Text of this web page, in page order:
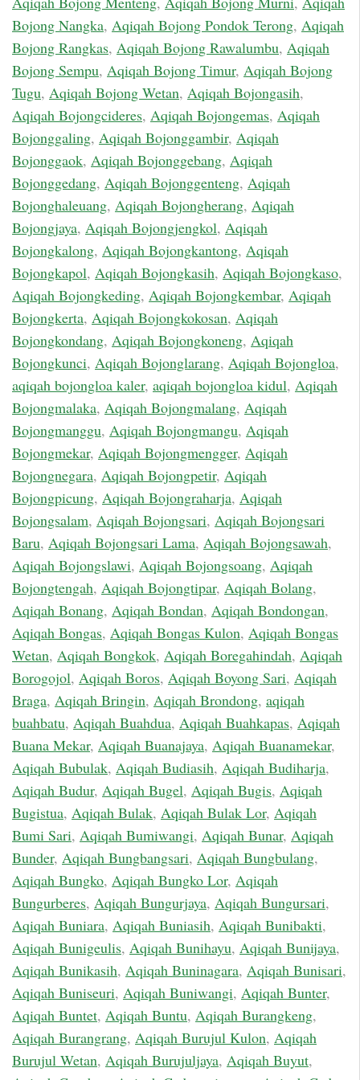
Bojong Nangka, Aqiqah Bojong Pondok Terong, Aqiqah
Bojong Rangkas, Aqiqah Bojong Rawalumbu, Aqiqah
Bojong Sempu, Aqiqah Bojong Timur, Aqiqah Bojong
Tugu, Aqiqah Bojong Wetan, Aqiqah Bojongasih,
Aqiqah Bojongcideres, Aqiqah Bojongemas, Aqiqah
Bojonggaling, Aqiqah Bojonggambir, Aqiqah
Bojonggaok, Aqiqah Bojonggebang, Aqiqah
Bojonggedang, Aqiqah Bojonggenteng, Aqiqah
Bojonghaleuang, Aqiqah Bojongherang, Aqiqah
Bojongjaya, Aqiqah Bojongjengkol, Aqiqah
Bojongkalong, Aqiqah Bojongkantong, Aqiqah
Bojongkapol, Aqiqah Bojongkasih, Aqiqah Bojongkaso,
Aqiqah Bojongkeding, Aqiqah Bojongkembar, Aqiqah
Bojongkerta, Aqiqah Bojongkokosan, Aqiqah
Bojongkondang, Aqiqah Bojongkoneng, Aqiqah
Bojongkunci, Aqiqah Bojonglarang, Aqiqah Bojongloa,
aqiqah bojongloa kaler, aqiqah bojongloa kidul, Aqiqah
Bojongmalaka, Aqiqah Bojongmalang, Aqiqah
Bojongmanggu, Aqiqah Bojongmangu, Aqiqah
Bojongmekar, Aqiqah Bojongmengger, Aqiqah
Bojongnegara, Aqiqah Bojongpetir, Aqiqah
Bojongpicung, Aqiqah Bojongraharja, Aqiqah
Bojongsalam, Aqiqah Bojongsari, Aqiqah Bojongsari
Baru, Aqiqah Bojongsari Lama, Aqiqah Bojongsawah,
Aqiqah Bojongslawi, Aqiqah Bojongsoang, Aqiqah
Bojongtengah, Aqiqah Bojongtipar, Aqiqah Bolang,
Aqiqah Bonang, Aqiqah Bondan, Aqiqah Bondongan,
Aqiqah Bongas, Aqiqah Bongas Kulon, Aqiqah Bongas
Wetan, Aqiqah Bongkok, Aqiqah Boregahindah, Aqiqah
Borogojol, Aqiqah Boros, Aqiqah Boyong Sari, Aqiqah
Braga, Aqiqah Bringin, Aqiqah Brondong, aqiqah
buahbatu, Aqiqah Buahdua, Aqiqah Buahkapas, Aqiqah
Buana Mekar, Aqiqah Buanajaya, Aqiqah Buanamekar,
Aqiqah Bubulak, Aqiqah Budiasih, Aqiqah Budiharja,
Aqiqah Budur, Aqiqah Bugel, Aqiqah Bugis, Aqiqah
Bugistua, Aqiqah Bulak, Aqiqah Bulak Lor, Aqiqah
Bumi Sari, Aqiqah Bumiwangi, Aqiqah Bunar, Aqiqah
Bunder, Aqiqah Bungbangsari, Aqiqah Bungbulang,
Aqiqah Bungko, Aqiqah Bungko Lor, Aqiqah
Bungurberes, Aqiqah Bungurjaya, Aqiqah Bungursari,
Aqiqah Buniara, Aqiqah Buniasih, Aqiqah Bunibakti,
Aqiqah Bunigeulis, Aqiqah Bunihayu, Aqiqah Bunijaya,
Aqiqah Bunikasih, Aqiqah Buninagara, Aqiqah Bunisari,
Aqiqah Buniseuri, Aqiqah Buniwangi, Aqiqah Bunter,
Aqiqah Buntet, Aqiqah Buntu, Aqiqah Burangkeng,
Aqiqah Burangrang, Aqiqah Burujul Kulon, Aqiqah
Burujul Wetan, Aqiqah Burujuljaya, Aqiqah Buyut,